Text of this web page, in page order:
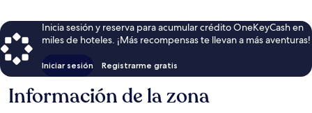
Inicia sesión y reserva para acumular crédito OneKeyCash en
miles de hoteles. ¡Más recompensas te llevan a más aventuras!
Iniciar sesión Registrarme gratis
Información de la zona